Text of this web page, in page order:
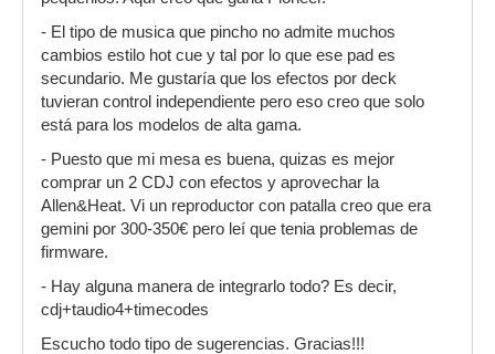
- El tipo de musica que pincho no admite muchos
cambios estilo hot cue y tal por lo que ese pad es
secundario. Me gustaría que los efectos por deck
tuvieran control independiente pero eso creo que solo
está para los modelos de alta gama.
- Puesto que mi mesa es buena, quizas es mejor
comprar un 2 CDJ con efectos y aprovechar la
Allen&Heat. Vi un reproductor con patalla creo que era
gemini por 300-350€ pero leí que tenia problemas de
firmware.
- Hay alguna manera de integrarlo todo? Es decir,
cdj+taudio4+timecodes
Escucho todo tipo de sugerencias. Gracias!!!